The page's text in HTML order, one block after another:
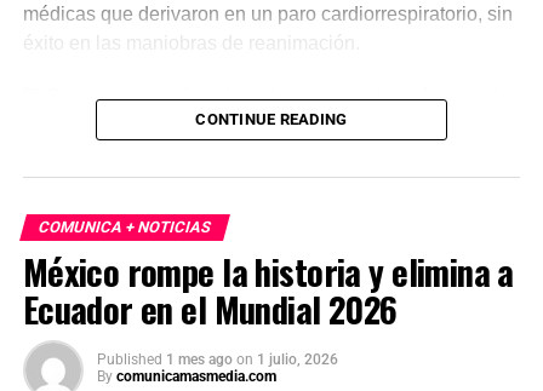
médicas que derivaron en un paro cardiorrespiratorio, sin
éxito en las maniobras de reanimación.
El Gobierno capitalino detalló que la celebración reunió a
cerca de 1.4 millones de personas, convirtiéndose en la
las autoridades hicieron un llamado a la población a vivir
el Mundial 2026 con responsabilidad y priorizar la
seguridad en eventos masivos.
CONTINUE READING
COMUNICA + NOTICIAS
México rompe la historia y elimina a
Ecuador en el Mundial 2026
Published 1 mes ago on 1 julio, 2026
By comunicamasmedia.com